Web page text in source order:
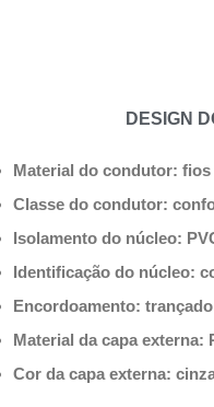
DESIGN
Material do condutor: fios
Classe do condutor:
Isolamento do núcleo:
Identificação do núcleo:
Encordoamento:
Material da capa externa:
Cor da capa externa: